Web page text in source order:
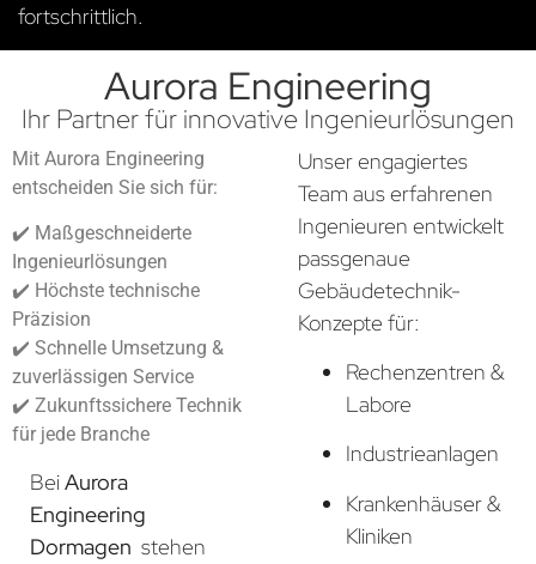
fortschrittlich.
Aurora Engineering
Ihr Partner für innovative Ingenieurlösungen
Mit Aurora Engineering
entscheiden Sie sich für:
✔️ Maßgeschneiderte
Ingenieurlösungen
✔️ Höchste technische
Präzision
✔️ Schnelle Umsetzung &
zuverlässigen Service
✔️ Zukunftssichere Technik
für jede Branche
BeiAurora
Engineering
Dormagen stehen
Unser engagiertes
Team aus erfahrenen
Ingenieuren entwickelt
passgenaue
Gebäudetechnik-
Konzepte für:
Rechenzentren &
Labore
Industrieanlagen
Krankenhäuser &
Kliniken